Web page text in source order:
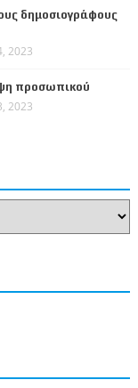
δημοσιογράφους
2023
προσωπικού
2023